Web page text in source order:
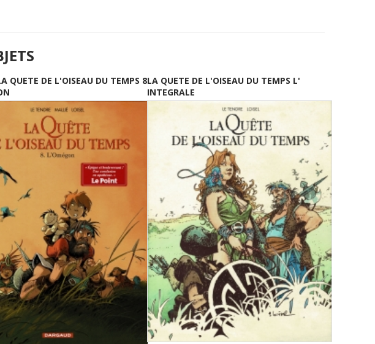
QUETE DE L'OISEAU DU TEMPS 8LA QUETE DE L'OISEAU DU TEMPS L'
INTEGRALE